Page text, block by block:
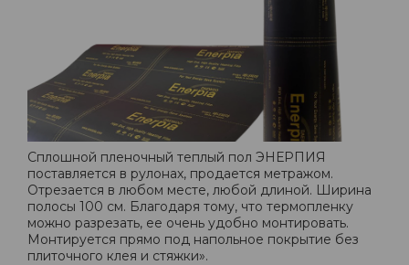
Сплошной пленочный теплый пол ЭНЕРПИЯ
поставляется в рулонах, продается метражом.
Отрезается в любом месте, любой длиной. Ширина
полосы 100 см. Благодаря тому, что термопленку
можно разрезать, ее очень удобно монтировать.
Монтируется прямо под напольное покрытие без
плиточного клея и стяжки».